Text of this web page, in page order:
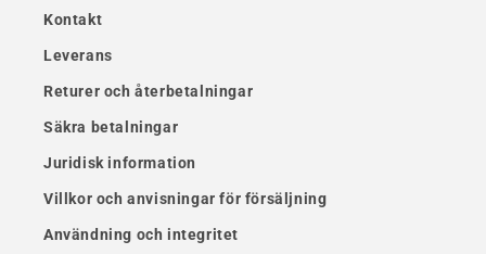
Kontakt
Leverans
Returer och återbetalningar
Säkra betalningar
Juridisk information
Villkor och anvisningar för försäljning
Användning och integritet